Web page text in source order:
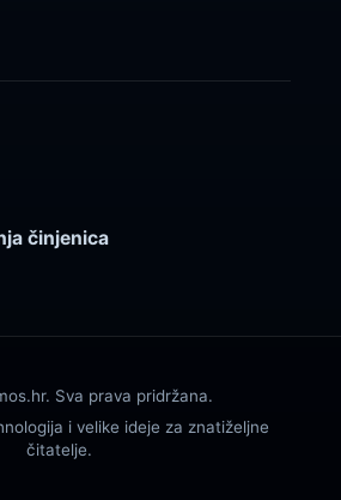
činjenica
Sva prava pridržana.
i velike ideje za znatiželjne
čitatelje.